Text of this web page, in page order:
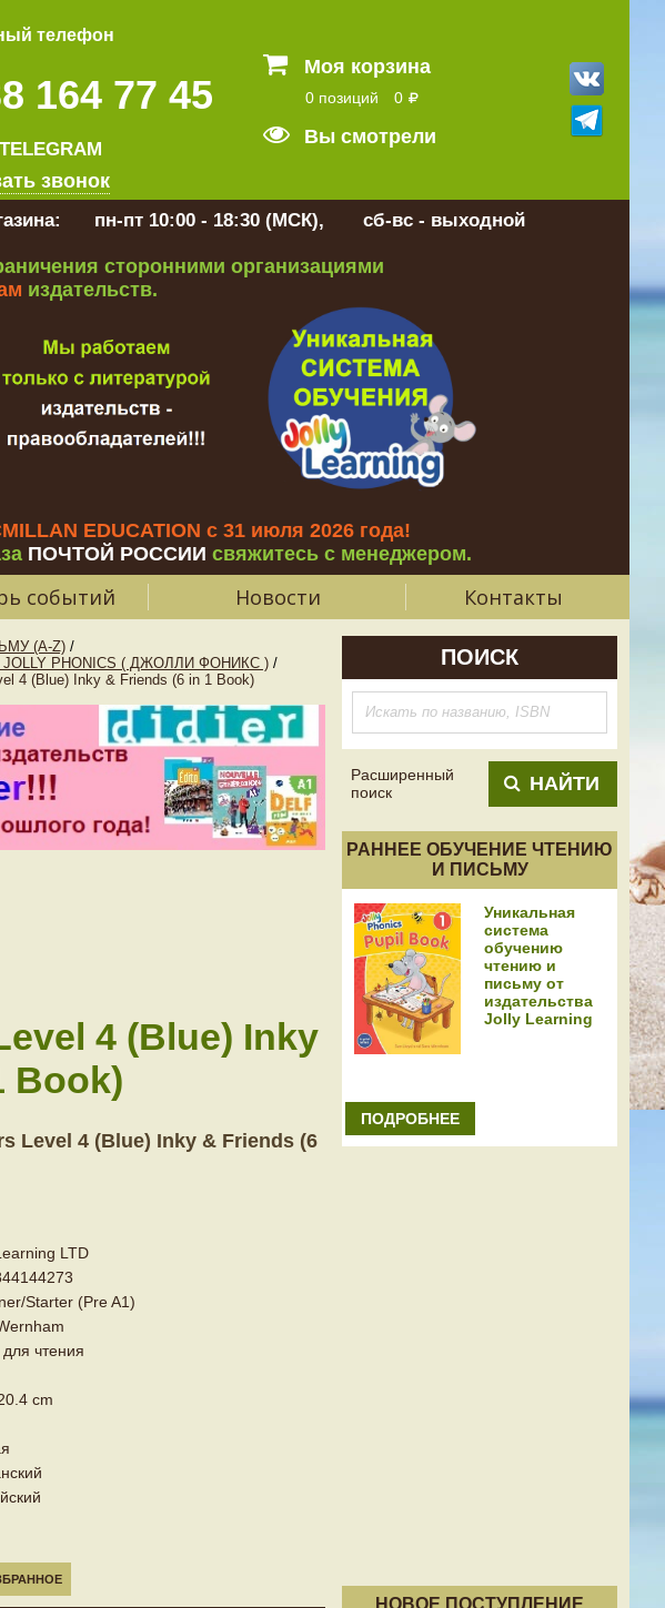
телефон
164 77 45
звонок
Моя корзина
0 позиций 0
Вы смотрели
пн-пт 10:00 - 18:30 (МСК), сб-вс - выходной
сторонними организациями
издательств.
EDUCATION с 31 июля 2026 года!
ПОЧТОЙ РОССИИ свяжитесь с менеджером.
событий Новости Контакты
(A-Z) /
PHONICS ( ДЖОЛЛИ ФОНИКС ) /
4 (Blue) Inky & Friends (6 in 1 Book)
4 (Blue) Inky
Book)
Level 4 (Blue) Inky & Friends (6
LTD
Starter (Pre A1)
для чтения
cm
ПОИСК
Расширенный
поиск
НАЙТИ
РАННЕЕ ОБУЧЕНИЕ ЧТЕНИЮ
И ПИСЬМУ
Уникальная
система
обучению
чтению и
письму от
издательства
Jolly Learning
ПОДРОБНЕЕ
НОВОЕ ПОСТУПЛЕНИЕ